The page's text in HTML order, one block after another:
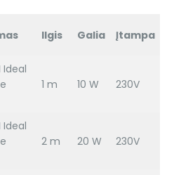
Ilgis Galia Įtampa
Ideal
1 m 10 W 230V
Ideal
2 m 20 W 230V